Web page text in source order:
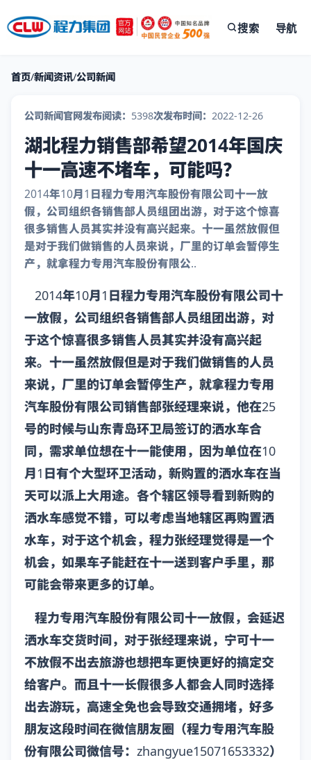
搜索 导航
首页/新闻资讯/公司新闻
公司新闻官网发布阅读：5398次发布时间：2022-12-26
湖北程力销售部希望2014年国庆
十一高速不堵车，可能吗？
2014年10月1日程力专用汽车股份有限公司十一放
假，公司组织各销售部人员组团出游，对于这个惊喜
很多销售人员其实并没有高兴起来。十一虽然放假但
是对于我们做销售的人员来说，厂里的订单会暂停生
产，就拿程力专用汽车股份有限公..
2014年10月1日程力专用汽车股份有限公司十
一放假，公司组织各销售部人员组团出游，对
于这个惊喜很多销售人员其实并没有高兴起
来。十一虽然放假但是对于我们做销售的人员
来说，厂里的订单会暂停生产，就拿程力专用
汽车股份有限公司销售部张经理来说，他在25
号的时候与山东青岛环卫局签订的洒水车合
同，需求单位想在十一能使用，因为单位在10
月1日有个大型环卫活动，新购置的洒水车在当
天可以派上大用途。各个辖区领导看到新购的
洒水车感觉不错，可以考虑当地辖区再购置洒
水车，对于这个机会，程力张经理觉得是一个
机会，如果车子能赶在十一送到客户手里，那
可能会带来更多的订单。
程力专用汽车股份有限公司十一放假，会延迟
洒水车交货时间，对于张经理来说，宁可十一
不放假不出去旅游也想把车更快更好的搞定交
给客户。而且十一长假很多人都会人同时选择
出去游玩，高速全免也会导致交通拥堵，好多
朋友这段时间在微信朋友圈（程力专用汽车股
份有限公司微信号：zhangyue15071653332）